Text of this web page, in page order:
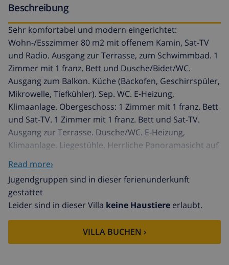
Beschreibung
Sehr komfortabel und modern eingerichtet:
Wohn-/Esszimmer 80 m2 mit offenem Kamin, Sat-TV
und Radio. Ausgang zur Terrasse, zum Schwimmbad. 1
Zimmer mit 1 franz. Bett und Dusche/Bidet/WC.
Ausgang zum Balkon. Küche (Backofen, Geschirrspüler,
Mikrowelle, Tiefkühler). Sep. WC. E-Heizung,
Klimaanlage. Obergeschoss: 1 Zimmer mit 1 franz. Bett
und Sat-TV. 1 Zimmer mit 1 franz. Bett und Sat-TV.
Ausgang zur Terrasse. Dusche/WC. E-Heizung,
Klimaanlage. Liegestühle. Herrliche Panoramasicht auf
Verfügung: Waschmaschine, Wäschetrockner,
Bügeleisen, Haartrockner. Internet (WLAN, gratis). AT-
441005-A // Reg. Nr.:
ESFCTU0000030380007669820000000000000CV-
VUT0441005-A3
Golden Valley: Schönes, luxuriöses Haus "Stuttgart".
4.5 km vom Zentrum von Moraira, ruhige, sonnige,
Read more›
Jugendgruppen sind in dieser ferienunderkunft
gestattet
Leider sind in dieser Villa keine Haustiere erlaubt.
VILLA BUCHEN ›